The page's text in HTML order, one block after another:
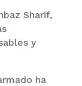
Sharif,
y
ha